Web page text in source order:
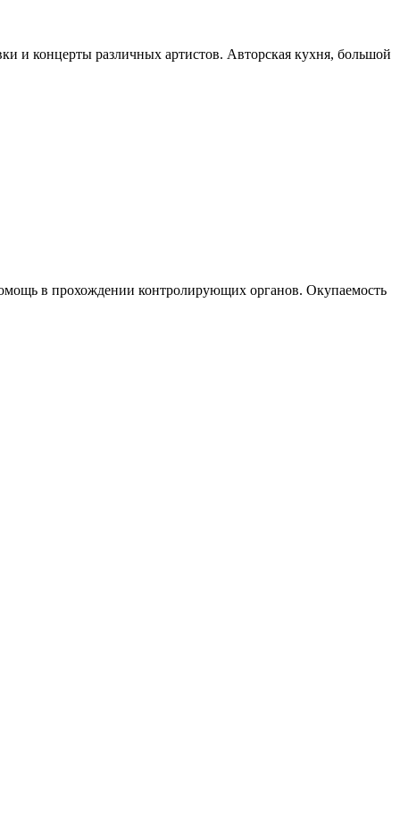
и концерты различных артистов. Авторская кухня, большой
в прохождении контролирующих органов. Окупаемость